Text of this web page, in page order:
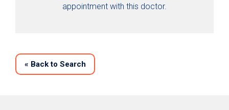
appointment with this doctor.
« Back to Search